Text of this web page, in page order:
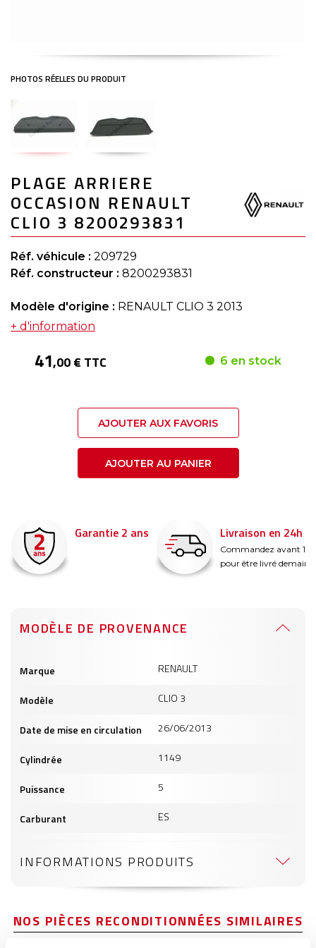
to
the
beginning
of
the
images
gallery
PLAGE ARRIERE
OCCASION RENAULT
CLIO 3 8200293831
Réf. véhicule : 209729
Réf. constructeur : 8200293831
Modèle d'origine : RENAULT CLIO 3 2013
+ d'information
41,00 € TTC 6 en stock
AJOUTER AUX FAVORIS
AJOUTER AU PANIER
Garantie 2 ans Livraison en 24h
Commandez avant 14h
pour être livré demain !
MODÈLE DE PROVENANCE
produits
Marque RENAULT
Modèle CLIO 3
Date de mise en circulation 26/06/2013
Cylindrée 1149
Puissance 5
Carburant ES
INFORMATIONS PRODUITS
NOS PIÈCES RECONDITIONNÉES SIMILAIRES